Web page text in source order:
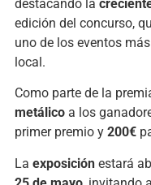
destacando la
edición del concurso,
uno de los eventos
local.
Como parte de la
metálicoa los
primer premio y 200€
La exposiciónestará